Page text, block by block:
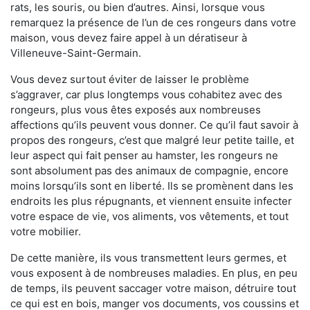
rats, les souris, ou bien d’autres. Ainsi, lorsque vous
remarquez la présence de l’un de ces rongeurs dans votre
maison, vous devez faire appel à un dératiseur à
Villeneuve-Saint-Germain.
Vous devez surtout éviter de laisser le problème
s’aggraver, car plus longtemps vous cohabitez avec des
rongeurs, plus vous êtes exposés aux nombreuses
affections qu’ils peuvent vous donner. Ce qu’il faut savoir à
propos des rongeurs, c’est que malgré leur petite taille, et
leur aspect qui fait penser au hamster, les rongeurs ne
sont absolument pas des animaux de compagnie, encore
moins lorsqu’ils sont en liberté. Ils se promènent dans les
endroits les plus répugnants, et viennent ensuite infecter
votre espace de vie, vos aliments, vos vêtements, et tout
votre mobilier.
De cette manière, ils vous transmettent leurs germes, et
vous exposent à de nombreuses maladies. En plus, en peu
de temps, ils peuvent saccager votre maison, détruire tout
ce qui est en bois, manger vos documents, vos coussins et